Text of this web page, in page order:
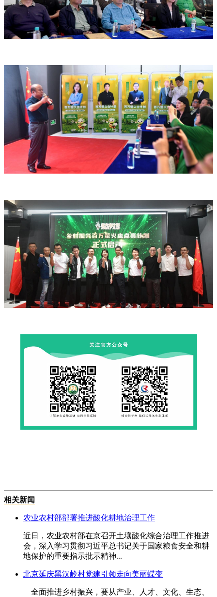
相关新闻
农业农村部部署推进酸化耕地治理工作
近日，农业农村部在京召开土壤酸化综合治理工作推进
会，深入学习贯彻习近平总书记关于国家粮食安全和耕
地保护的重要指示批示精神...
北京延庆黑汉岭村党建引领走向美丽蝶变
全面推进乡村振兴，要从产业、人才、文化、生态、